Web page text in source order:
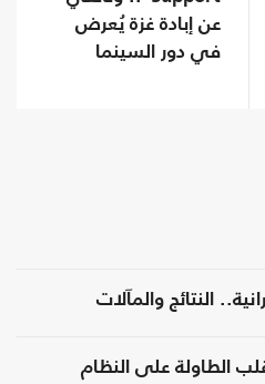
عن إبادة غزة يُعرض
في دور السينما
النتائج والمآلات
الطاولة على النظام